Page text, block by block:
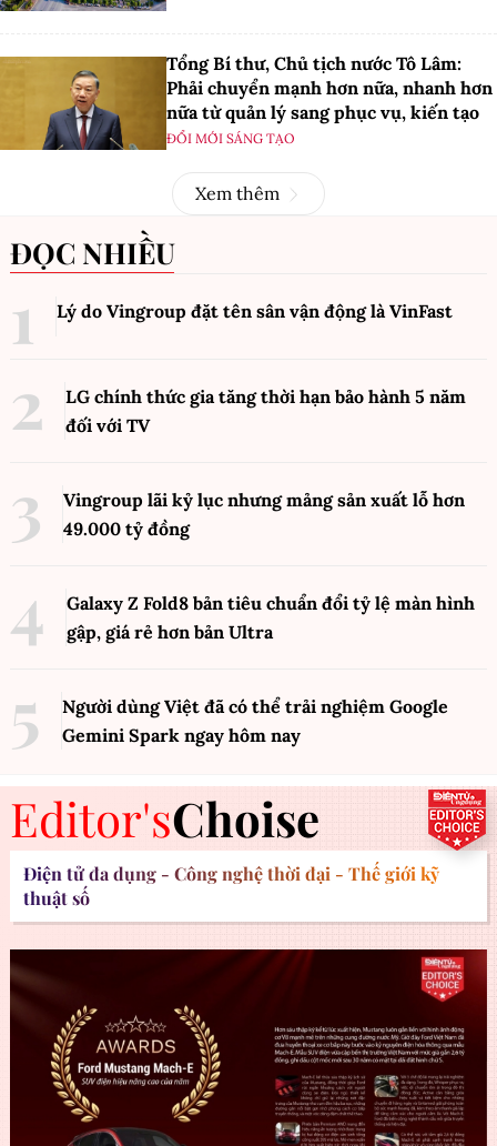
Tổng Bí thư, Chủ tịch nước Tô Lâm:
Phải chuyển mạnh hơn nữa, nhanh hơn
nữa từ quản lý sang phục vụ, kiến tạo
ĐỔI MỚI SÁNG TẠO
Xem thêm
ĐỌC NHIỀU
Lý do Vingroup đặt tên sân vận động là VinFast
LG chính thức gia tăng thời hạn bảo hành 5 năm
đối với TV
Vingroup lãi kỷ lục nhưng mảng sản xuất lỗ hơn
49.000 tỷ đồng
Galaxy Z Fold8 bản tiêu chuẩn đổi tỷ lệ màn hình
gập, giá rẻ hơn bản Ultra
Người dùng Việt đã có thể trải nghiệm Google
Gemini Spark ngay hôm nay
Editor'sChoise
Điện tử đa dụng - Công nghệ thời đại - Thế giới kỹ
thuật số